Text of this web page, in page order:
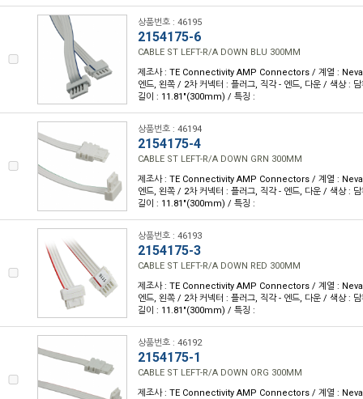
상품번호 : 46195
2154175-6
CABLE ST LEFT-R/A DOWN BLU 300MM
제조사 : TE Connectivity AMP Connectors / 계열 :
엔드, 왼쪽 / 2차 커넥터 : 플러그, 직각 - 엔드, 다운 / 색상 :
길이 : 11.81"(300mm) / 특징 :
상품번호 : 46194
2154175-4
CABLE ST LEFT-R/A DOWN GRN 300MM
제조사 : TE Connectivity AMP Connectors / 계열 :
엔드, 왼쪽 / 2차 커넥터 : 플러그, 직각 - 엔드, 다운 / 색상 :
길이 : 11.81"(300mm) / 특징 :
상품번호 : 46193
2154175-3
CABLE ST LEFT-R/A DOWN RED 300MM
제조사 : TE Connectivity AMP Connectors / 계열 :
엔드, 왼쪽 / 2차 커넥터 : 플러그, 직각 - 엔드, 다운 / 색상 :
길이 : 11.81"(300mm) / 특징 :
상품번호 : 46192
2154175-1
CABLE ST LEFT-R/A DOWN ORG 300MM
제조사 : TE Connectivity AMP Connectors / 계열 :